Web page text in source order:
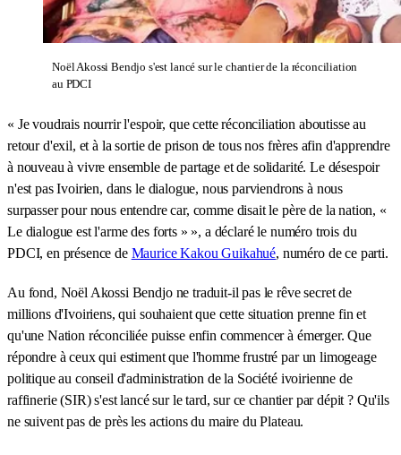
Noël Akossi Bendjo s'est lancé sur le chantier de la réconciliation
au PDCI
« Je voudrais nourrir l'espoir, que cette réconciliation aboutisse au
retour d'exil, et à la sortie de prison de tous nos frères afin d'apprendre
à nouveau à vivre ensemble de partage et de solidarité. Le désespoir
n'est pas Ivoirien, dans le dialogue, nous parviendrons à nous
surpasser pour nous entendre car, comme disait le père de la nation, «
Le dialogue est l'arme des forts » », a déclaré le numéro trois du
PDCI, en présence de Maurice Kakou Guikahué, numéro de ce parti.
Au fond, Noël Akossi Bendjo ne traduit-il pas le rêve secret de
millions d'Ivoiriens, qui souhaient que cette situation prenne fin et
qu'une Nation réconciliée puisse enfin commencer à émerger. Que
répondre à ceux qui estiment que l'homme frustré par un limogeage
politique au conseil d'administration de la Société ivoirienne de
raffinerie (SIR) s'est lancé sur le tard, sur ce chantier par dépit ? Qu'ils
ne suivent pas de près les actions du maire du Plateau.